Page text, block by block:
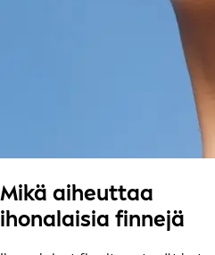
Mikä aiheuttaa
ihonalaisia finnejä